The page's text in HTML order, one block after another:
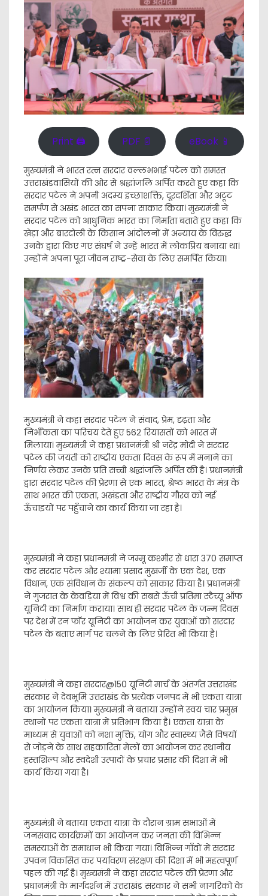
Print 🖨 PDF 📄 eBook 📱
मुख्यमंत्री ने भारत रत्न सरदार वल्लभभाई पटेल को समस्त
उत्तराखंडवासियों की ओर से श्रद्धांजलि अर्पित करते हुए कहा कि
सरदार पटेल ने अपनी अदम्य इच्छाशक्ति, दूरदर्शिता और अटूट
समर्पण से अखंड भारत का सपना साकार किया। मुख्यमंत्री ने
सरदार पटेल को आधुनिक भारत का निर्माता बताते हुए कहा कि
खेड़ा और बारदोली के किसान आंदोलनों में अन्याय के विरुद्ध
उनके द्वारा किए गए संघर्ष ने उन्हें भारत में लोकप्रिय बनाया था।
उन्होंने अपना पूरा जीवन राष्ट्र-सेवा के लिए समर्पित किया।
मुख्यमंत्री ने कहा सरदार पटेल ने संवाद, प्रेम, दृढ़ता और
निर्भीकता का परिचय देते हुए 562 रियासतों को भारत में
मिलाया। मुख्यमंत्री ने कहा प्रधानमंत्री श्री नरेंद्र मोदी ने सरदार
पटेल की जयंती को राष्ट्रीय एकता दिवस के रूप में मनाने का
निर्णय लेकर उनके प्रति सच्ची श्रद्धांजलि अर्पित की है। प्रधानमंत्री
द्वारा सरदार पटेल की प्रेरणा से एक भारत, श्रेष्ठ भारत के मंत्र के
साथ भारत की एकता, अखंडता और राष्ट्रीय गौरव को नई
ऊँचाइयों पर पहुँचाने का कार्य किया जा रहा है।
मुख्यमंत्री ने कहा प्रधानमंत्री ने जम्मू कश्मीर से धारा 370 समाप्त
कर सरदार पटेल और श्यामा प्रसाद मुखर्जी के एक देश, एक
विधान, एक संविधान के संकल्प को साकार किया है। प्रधानमंत्री
ने गुजरात के केवड़िया में विश्व की सबसे ऊँची प्रतिमा स्टैच्यू ऑफ
यूनिटी का निर्माण कराया। साथ ही सरदार पटेल के जन्म दिवस
पर देश में रन फॉर यूनिटी का आयोजन कर युवाओं को सरदार
पटेल के बताए मार्ग पर चलने के लिए प्रेरित भी किया है।
मुख्यमंत्री ने कहा सरदार@150 यूनिटी मार्च के अंतर्गत उत्तराखंड
सरकार ने देवभूमि उत्तराखंड के प्रत्येक जनपद में भी एकता यात्रा
का आयोजन किया। मुख्यमंत्री ने बताया उन्होंने स्वयं चार प्रमुख
स्थानों पर एकता यात्रा में प्रतिभाग किया है। एकता यात्रा के
माध्यम से युवाओं को नशा मुक्ति, योग और स्वास्थ्य जैसे विषयों
से जोड़ने के साथ सहकारिता मेलों का आयोजन कर स्थानीय
हस्तशिल्प और स्वदेशी उत्पादों के प्रचार प्रसार की दिशा में भी
कार्य किया गया है।
मुख्यमंत्री ने बताया एकता यात्रा के दौरान ग्राम सभाओं में
जनसंवाद कार्यक्रमों का आयोजन कर जनता की विभिन्न
समस्याओं के समाधान भी किया गया। विभिन्न गाँवों में सरदार
उपवन विकसित कर पर्यावरण संरक्षण की दिशा में भी महत्वपूर्ण
पहल की गई है। मुख्यमंत्री ने कहा सरदार पटेल की प्रेरणा और
प्रधानमंत्री के मार्गदर्शन में उत्तराखंड सरकार ने सभी नागरिको के